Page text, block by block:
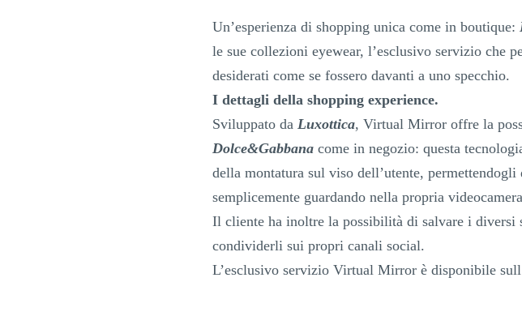
Un’esperienza di shopping unica come in boutique:
le sue collezioni eyewear, l’esclusivo servizio che
desiderati come se fossero davanti a uno specchio.
I dettagli della shopping experience.
Sviluppato da Luxottica, Virtual Mirror offre la
Dolce&Gabbanacome in negozio: questa
della montatura sul viso dell’utente,
semplicemente guardando nella propria
Il cliente ha inoltre la possibilità di salvare i
condividerli sui propri canali social.
L’esclusivo servizio Virtual Mirror è disponibile